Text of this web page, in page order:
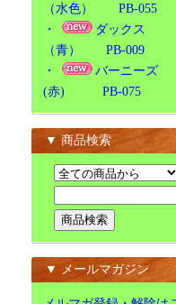
（水色） PB-055
・
ダックス
（青） PB-009
・
バーニーズ
(赤) PB-075
▼ 商品検索
▼ メールマガジン